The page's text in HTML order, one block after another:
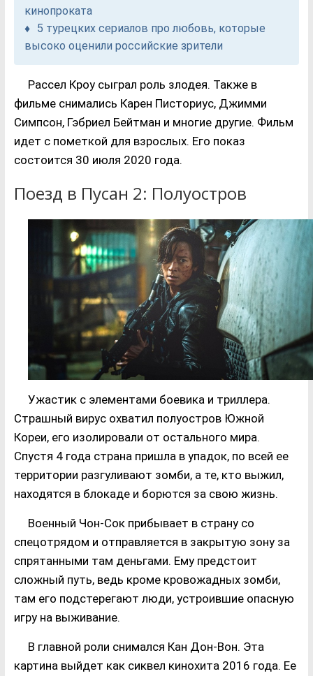
кинопроката
5 турецких сериалов про любовь, которые
высоко оценили российские зрители
Рассел Кроу сыграл роль злодея. Также в
фильме снимались Карен Писториус, Джимми
Симпсон, Гэбриел Бейтман и многие другие. Фильм
идет с пометкой для взрослых. Его показ
состоится 30 июля 2020 года.
Поезд в Пусан 2: Полуостров
Ужастик с элементами боевика и триллера.
Страшный вирус охватил полуостров Южной
Кореи, его изолировали от остального мира.
Спустя 4 года страна пришла в упадок, по всей ее
территории разгуливают зомби, а те, кто выжил,
находятся в блокаде и борются за свою жизнь.
Военный Чон-Сок прибывает в страну со
спецотрядом и отправляется в закрытую зону за
спрятанными там деньгами. Ему предстоит
сложный путь, ведь кроме кровожадных зомби,
там его подстерегают люди, устроившие опасную
игру на выживание.
В главной роли снимался Кан Дон-Вон. Эта
картина выйдет как сиквел кинохита 2016 года. Ее